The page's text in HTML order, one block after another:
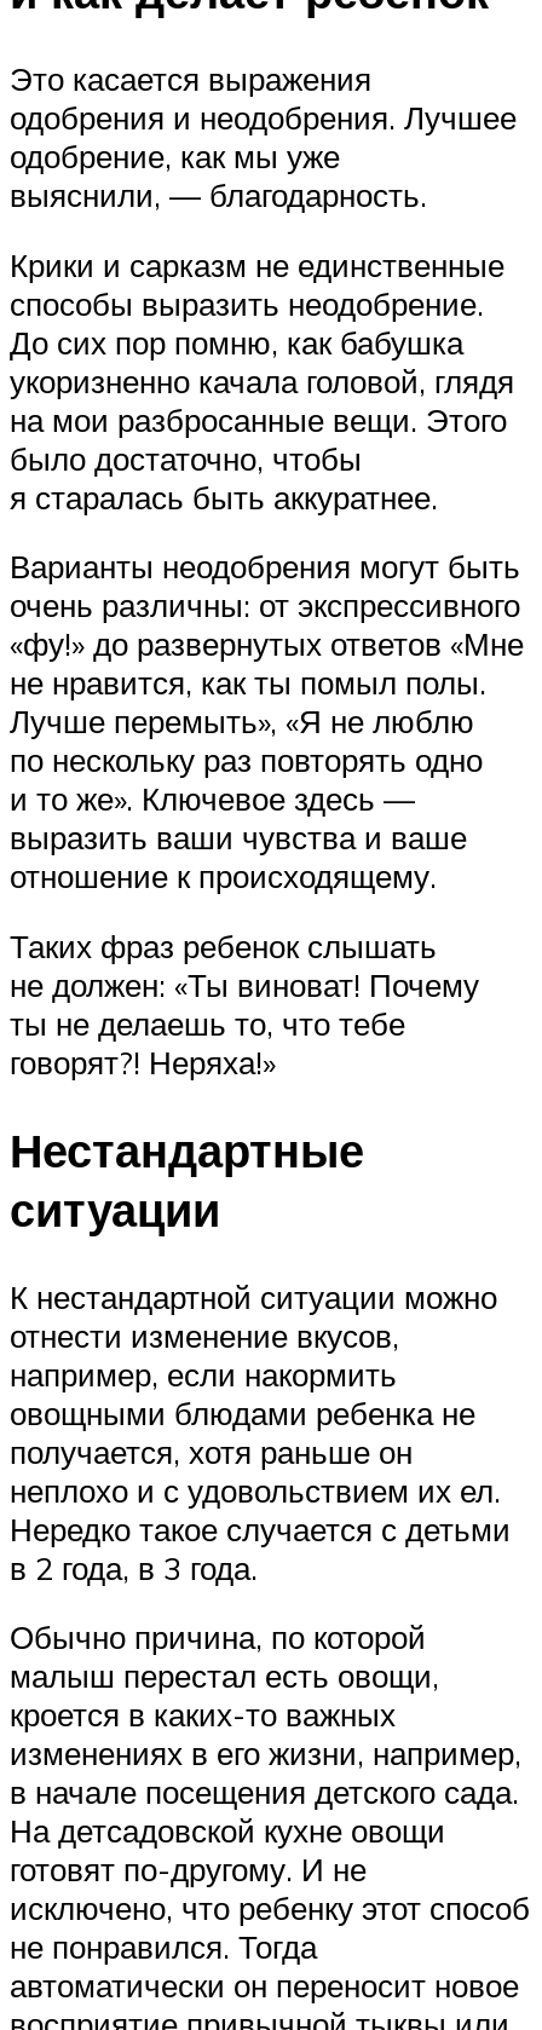
Это касается выражения
одобрения и неодобрения. Лучшее
одобрение, как мы уже
выяснили, — благодарность.
Крики и сарказм не единственные
способы выразить неодобрение.
До сих пор помню, как бабушка
укоризненно качала головой, глядя
на мои разбросанные вещи. Этого
было достаточно, чтобы
я старалась быть аккуратнее.
Варианты неодобрения могут быть
очень различны: от экспрессивного
«фу!» до развернутых ответов «Мне
не нравится, как ты помыл полы.
Лучше перемыть», «Я не люблю
по нескольку раз повторять одно
и то же». Ключевое здесь —
выразить ваши чувства и ваше
отношение к происходящему.
Таких фраз ребенок слышать
не должен: «Ты виноват! Почему
ты не делаешь то, что тебе
говорят?! Неряха!»
Нестандартные
ситуации
К нестандартной ситуации можно
отнести изменение вкусов,
например, если накормить
овощными блюдами ребенка не
получается, хотя раньше он
неплохо и с удовольствием их ел.
Нередко такое случается с детьми
в 2 года, в 3 года.
Обычно причина, по которой
малыш перестал есть овощи,
кроется в каких-то важных
изменениях в его жизни, например,
в начале посещения детского сада.
На детсадовской кухне овощи
готовят по-другому. И не
исключено, что ребенку этот способ
не понравился. Тогда
автоматически он переносит новое